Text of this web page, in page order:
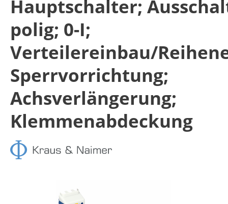
Hauptschalter;
polig; 0-I;
Verteilereinbau/
Sperrvorrichtung;
Achsverlängerung;
Klemmenabdeckung